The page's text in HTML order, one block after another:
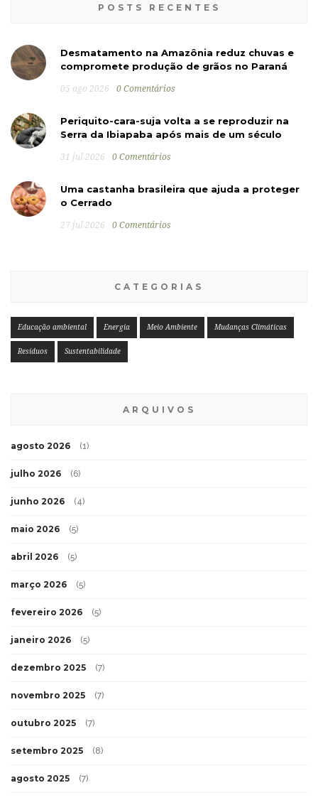
POSTS RECENTES
Desmatamento na Amazônia reduz chuvas e
compromete produção de grãos no Paraná
05 ago 2026 0 Comentários
Periquito-cara-suja volta a se reproduzir na
Serra da Ibiapaba após mais de um século
31 jul 2026 0 Comentários
Uma castanha brasileira que ajuda a proteger
o Cerrado
27 jul 2026 0 Comentários
CATEGORIAS
Educação ambiental Energia Meio Ambiente Mudanças Climáticas
Resíduos Sustentabilidade
ARQUIVOS
agosto 2026 (1)
julho 2026 (6)
junho 2026 (4)
maio 2026 (5)
abril 2026 (5)
março 2026 (5)
fevereiro 2026 (5)
janeiro 2026 (5)
dezembro 2025 (7)
novembro 2025 (7)
outubro 2025 (7)
setembro 2025 (8)
agosto 2025 (7)